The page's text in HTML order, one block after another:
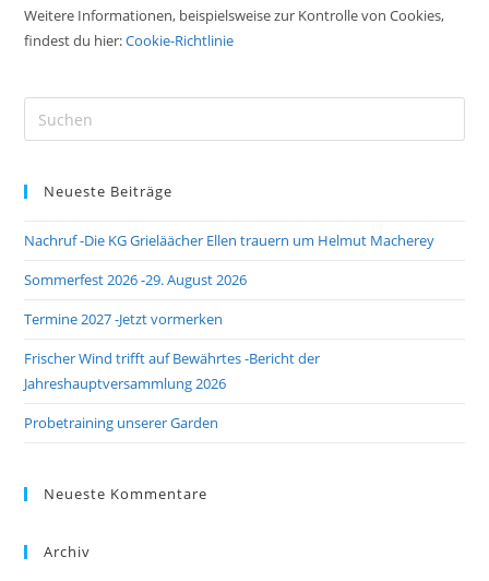
Weitere Informationen, beispielsweise zur Kontrolle von Cookies,
findest du hier:Cookie-Richtlinie
Neueste Beiträge
Nachruf -Die KG Grieläächer Ellen trauern um Helmut Macherey
Sommerfest 2026 -29. August 2026
Termine 2027 -Jetzt vormerken
Frischer Wind trifft auf Bewährtes -Bericht der
Jahreshauptversammlung 2026
Probetraining unserer Garden
Neueste Kommentare
Archiv